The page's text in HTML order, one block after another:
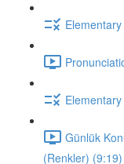
Elementary
Günlük
(Renkler) (9:19)